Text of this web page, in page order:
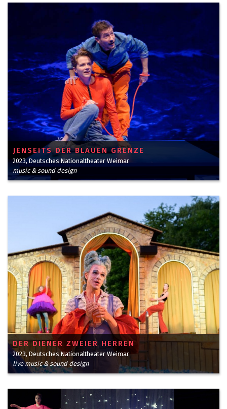
JENSEITS DER BLAUEN GRENZE
2023, Deutsches Nationaltheater Weimar
music & sound design
DER DIENER ZWEIER HERREN
2023, Deutsches Nationaltheater Weimar
live music & sound design